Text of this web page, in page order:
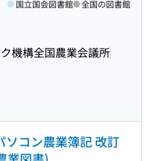
機構全国農業会議所
国立国会図書館 全国の図書館
ソコン農業簿記 改訂